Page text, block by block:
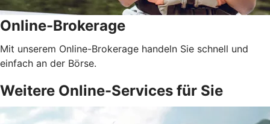
Online-Brokerage
Mit unserem Online-Brokerage handeln Sie schnell und
einfach an der Börse.
Weitere Online-Services für Sie